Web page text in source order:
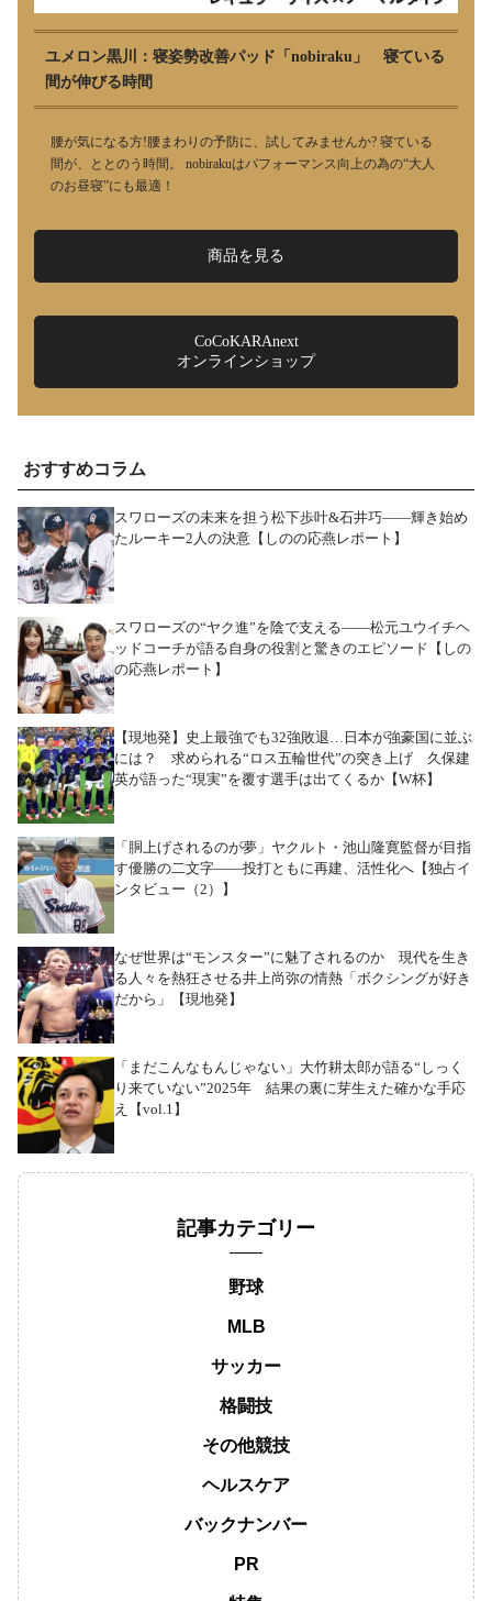
ユメロン黒川：寝姿勢改善パッド「nobiraku」 寝ている
間が伸びる時間
腰が気になる方!腰まわりの予防に、試してみませんか? 寝ている
間が、ととのう時間。 nobirakuはパフォーマンス向上の為の“大人
のお昼寝”にも最適！
商品を見る
CoCoKARAnext
オンラインショップ
おすすめコラム
スワローズの未来を担う松下歩叶&石井巧――輝き始め
たルーキー2人の決意【しのの応燕レポート】
スワローズの“ヤク進”を陰で支える――松元ユウイチヘ
ッドコーチが語る自身の役割と驚きのエピソード【しの
の応燕レポート】
【現地発】史上最強でも32強敗退…日本が強豪国に並ぶ
には？ 求められる“ロス五輪世代”の突き上げ 久保建
英が語った“現実”を覆す選手は出てくるか【W杯】
「胴上げされるのが夢」ヤクルト・池山隆寛監督が目指
す優勝の二文字――投打ともに再建、活性化へ【独占イ
ンタビュー（2）】
なぜ世界は“モンスター”に魅了されるのか 現代を生き
る人々を熱狂させる井上尚弥の情熱「ボクシングが好き
だから」【現地発】
「まだこんなもんじゃない」大竹耕太郎が語る“しっく
り来ていない”2025年 結果の裏に芽生えた確かな手応
え【vol.1】
記事カテゴリー
野球
MLB
サッカー
格闘技
その他競技
ヘルスケア
バックナンバー
PR